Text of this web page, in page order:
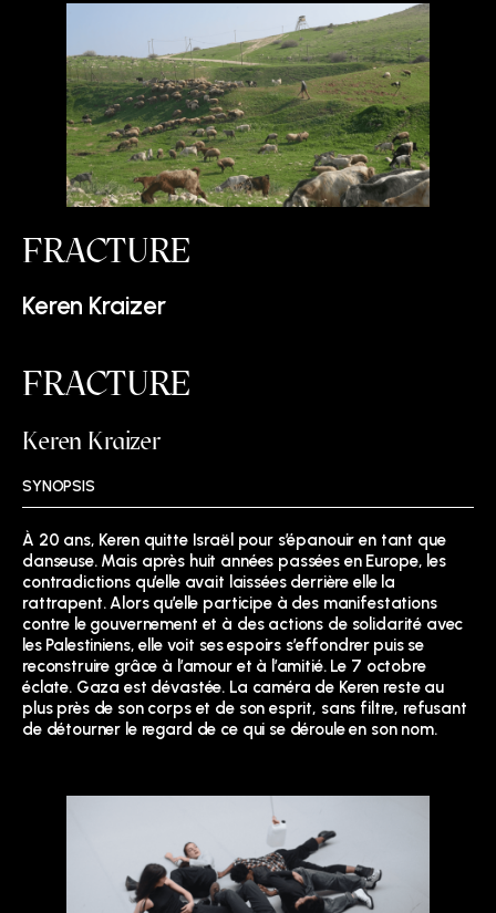
FRACTURE
Keren Kraizer
FRACTURE
Keren Kraizer
SYNOPSIS
À 20 ans, Keren quitte Israël pour s’épanouir en tant que
danseuse. Mais après huit années passées en Europe, les
contradictions qu’elle avait laissées derrière elle la
rattrapent. Alors qu’elle participe à des manifestations
contre le gouvernement et à des actions de solidarité avec
les Palestiniens, elle voit ses espoirs s’effondrer puis se
reconstruire grâce à l’amour et à l’amitié. Le 7 octobre
éclate. Gaza est dévastée. La caméra de Keren reste au
plus près de son corps et de son esprit, sans filtre, refusant
de détourner le regard de ce qui se déroule en son nom.